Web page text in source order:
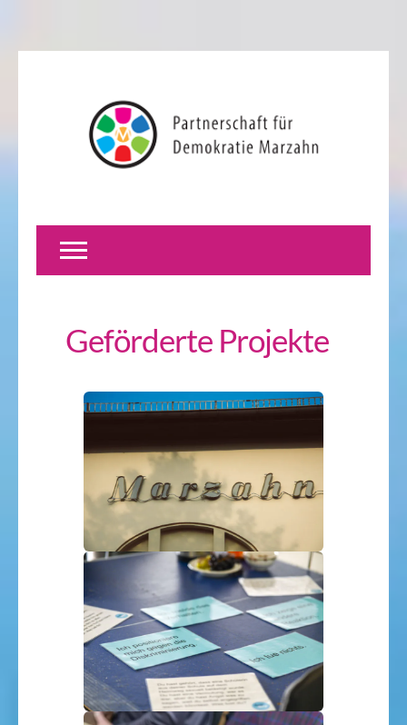
Geförderte Projekte